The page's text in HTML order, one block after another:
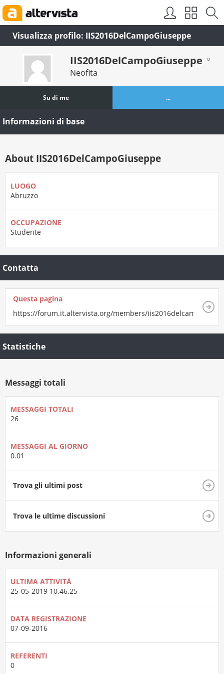
Visualizza profilo: IIS2016DelCampoGiuseppe
IIS2016DelCampoGiuseppe
Neofita
Su di me ...
Informazioni di base
About IIS2016DelCampoGiuseppe
LUOGO
Abruzzo
OCCUPAZIONE
Studente
Contatta
Questa pagina
https://forum.it.altervista.org/members/
Statistiche
Messaggi totali
MESSAGGI TOTALI
26
MESSAGGI AL GIORNO
0.01
Trova gli ultimi post
Trova le ultime discussioni
Informazioni generali
ULTIMA ATTIVITÀ
25-05-2019 10.46.25
DATA REGISTRAZIONE
07-09-2016
REFERENTI
0